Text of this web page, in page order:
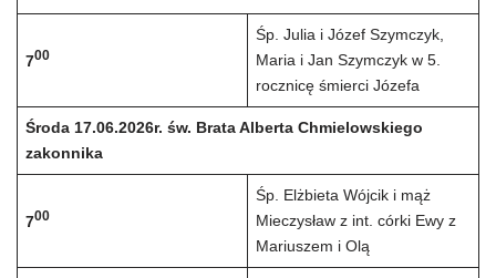
700
Śp. Julia i Józef Szymczyk,
Maria i Jan Szymczyk w 5.
rocznicę śmierci Józefa
Środa 17.06.2026r. św. Brata Alberta Chmielowskiego
zakonnika
700
Śp. Elżbieta Wójcik i mąż
Mieczysław z int. córki Ewy z
Mariuszem i Olą